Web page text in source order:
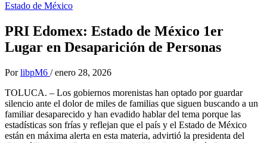
Estado de México
PRI Edomex: Estado de México 1er
Lugar en Desaparición de Personas
Por libpM6 / enero 28, 2026
TOLUCA. – Los gobiernos morenistas han optado por guardar
silencio ante el dolor de miles de familias que siguen buscando a un
familiar desaparecido y han evadido hablar del tema porque las
estadísticas son frías y reflejan que el país y el Estado de México
están en máxima alerta en esta materia, advirtió la presidenta del